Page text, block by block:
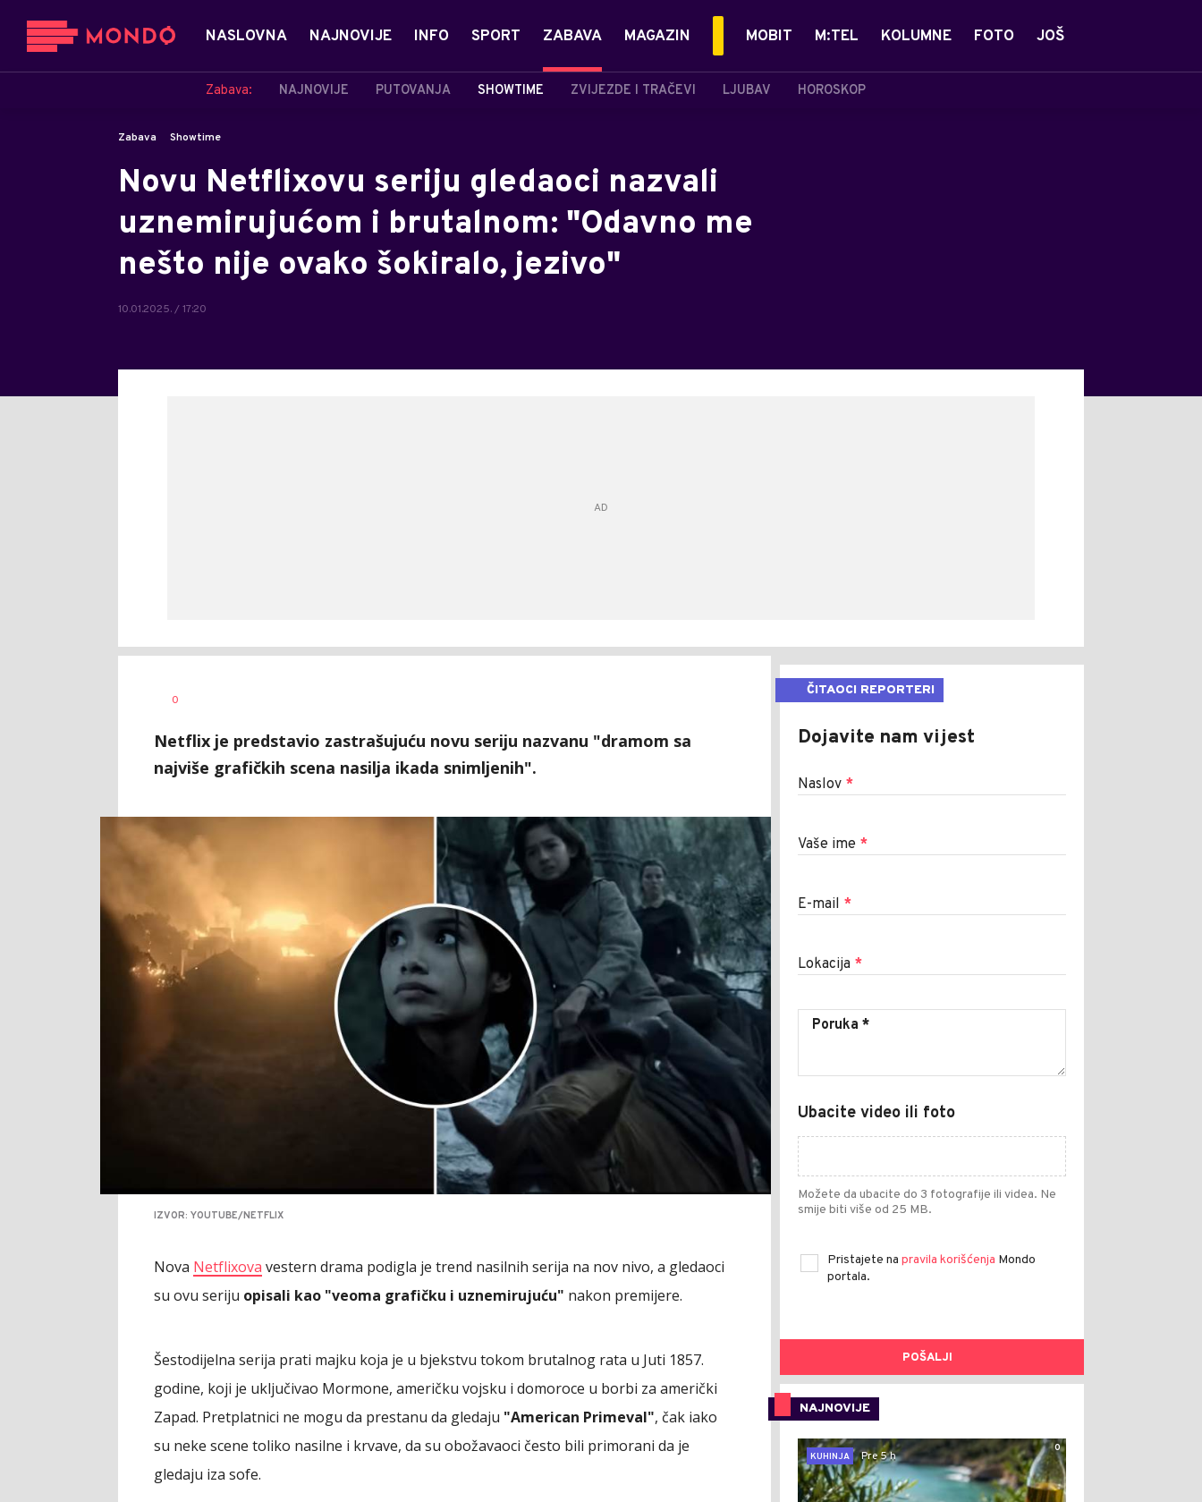
NASLOVNA NAJNOVIJE INFO SPORT ZABAVA
Zabava: NAJNOVIJE PUTOVANJA SHOWTIME ZVIJEZDE I TRAČEVI LJUBAV HOROSKOP
MAGAZIN MOBIT M:TEL KOLUMNE FOTO JOŠ
Zabava Showtime
Novu Netflixovu seriju gledaoci nazvali
uznemirujućom i brutalnom: "Odavno me
nešto nije ovako šokiralo, jezivo"
10.01.2025. / 17:20
0
Netflix je predstavio zastrašujuću novu seriju nazvanu "dramom sa
najviše grafičkih scena nasilja ikada snimljenih".
IZVOR: YOUTUBE/NETFLIX
Nova Netflixova vestern drama podigla je trend nasilnih serija na nov nivo, a gledaoci
su ovu seriju opisali kao "veoma grafičku i uznemirujuću" nakon premijere.
Šestodijelna serija prati majku koja je u bjekstvu tokom brutalnog rata u Juti 1857.
godine, koji je uključivao Mormone, američku vojsku i domoroce u borbi za američki
Zapad. Pretplatnici ne mogu da prestanu da gledaju "American Primeval", čak iako
su neke scene toliko nasilne i krvave, da su obožavaoci često bili primorani da je
gledaju iza sofe.
ČITAOCI REPORTERI
Dojavite nam vijest
Naslov *
Vaše ime *
E-mail *
Lokacija *
Ubacite video ili foto
Možete da ubacite do 3 fotografije ili videa. Ne
smije biti više od 25 MB.
Pristajete na pravila korišćenja Mondo
portala.
POŠALJI
NAJNOVIJE
0
KUHINJA
Pre 5 h